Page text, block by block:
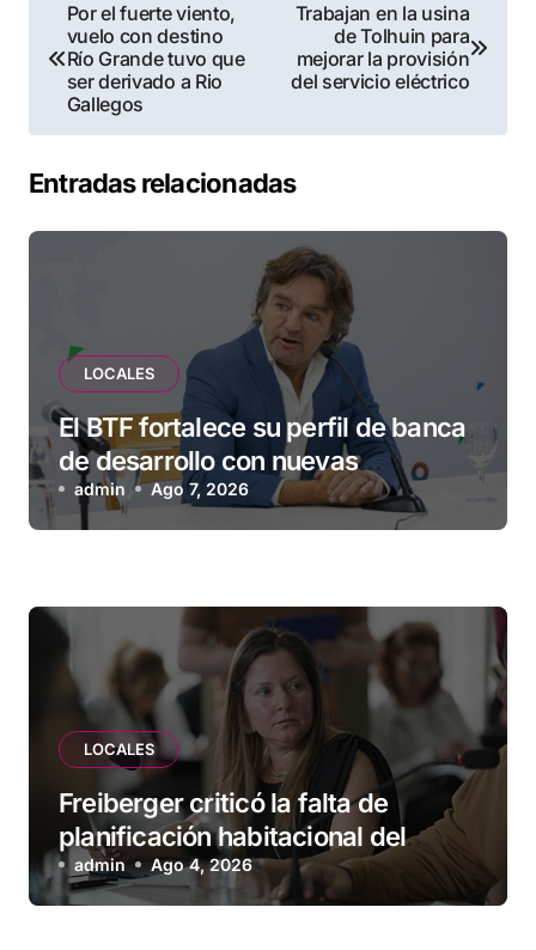
de
entradas
Por el fuerte viento,
vuelo con destino
Río Grande tuvo que
ser derivado a Rio
Gallegos
Trabajan en la usina
de Tolhuin para
mejorar la provisión
del servicio eléctrico
Entradas relacionadas
LOCALES
El BTF fortalece su perfil de banca
de desarrollo con nuevas
herramientas para familias y
empresas
admin Ago 7, 2026
LOCALES
Freiberger criticó la falta de
planificación habitacional del
Municipio: “Vuoto deja afuera a
vecinos que llevan más de 20 años
admin Ago 4, 2026